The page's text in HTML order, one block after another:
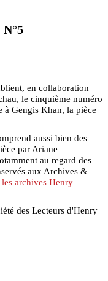
en collaboration
le cinquième numéro
à Gengis Khan, la pièce
aussi bien des
par Ariane
au regard des
aux Archives &
archives Henry
des Lecteurs d'Henry